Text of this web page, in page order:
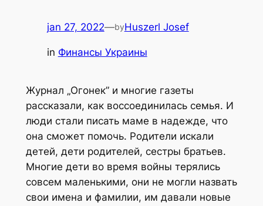
jan 27, 2022—byHuszerl Josef
in Финансы Украины
Журнал „Огонек” и многие газеты
рассказали, как воссоединилась семья. И
люди стали писать маме в надежде, что
она сможет помочь. Родители искали
детей, дети родителей, сестры братьев.
Многие дети во время войны терялись
совсем маленькими, они не могли назвать
свои имена и фамилии, им давали новые